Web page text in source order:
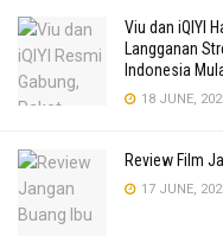
Viu dan iQIYI
Langganan
Indonesia
18 JUNE,
Review Film
17 JUNE,